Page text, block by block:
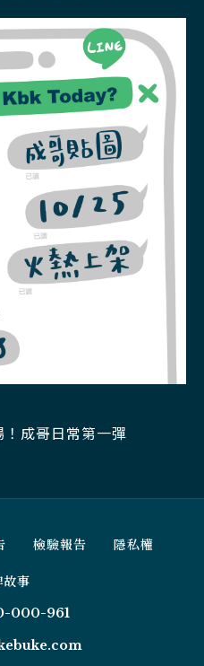
成哥日常第一彈
檢驗報告 隱私權
故事
000-961